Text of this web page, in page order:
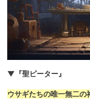
▼『聖ピーター』
ウサギたちの唯一無二